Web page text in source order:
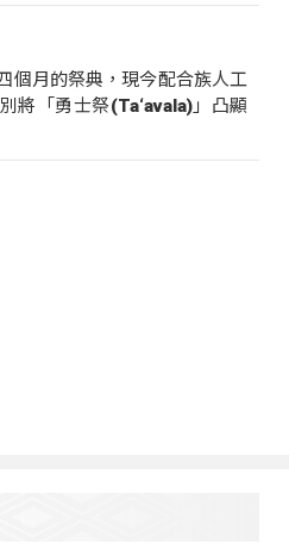
個月的祭典，現今配合族人工
將「勇士祭(Ta‘avala)」凸顯